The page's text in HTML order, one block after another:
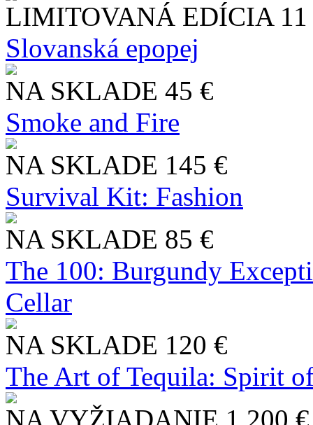
LIMITOVANÁ EDÍCIA
Slo​vanská epopej
NA SKLADE 45 €
Smoke and Fire
NA SKLADE 145 €
Survival Kit: Fashion
NA SKLADE 85 €
The 100: Burgundy
Cellar
NA SKLADE 120 €
The Art of Tequila: Spirit
NA VYŽIADANIE 1 200 €